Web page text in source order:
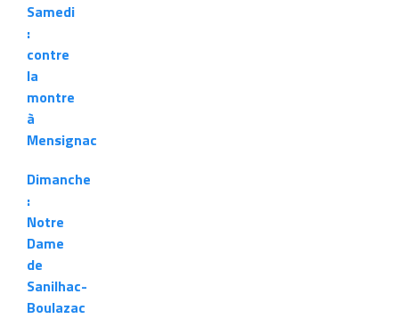
Samedi
:
contre
la
montre
à
Mensignac
Dimanche
:
Notre
Dame
de
Sanilhac-
Boulazac